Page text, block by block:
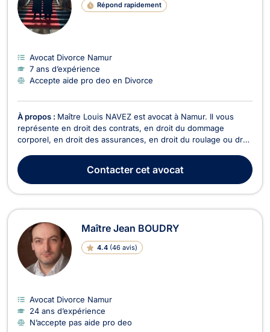
Répond rapidement
Avocat Divorce Namur
7 ans d’expérience
Accepte aide pro deo en Divorce
À propos : Maître Louis NAVEZ est avocat à Namur. Il vous
représente en droit des contrats, en droit du dommage
corporel, en droit des assurances, en droit du roulage ou droit
droit des contrats pour toute problématique lié au droit du bail,
à la rupture abusive des pourpar...
Contactercet avocat
Maître Jean BOUDRY
4.4 (46 avis)
Avocat Divorce Namur
24 ans d’expérience
N’accepte pas aide pro deo